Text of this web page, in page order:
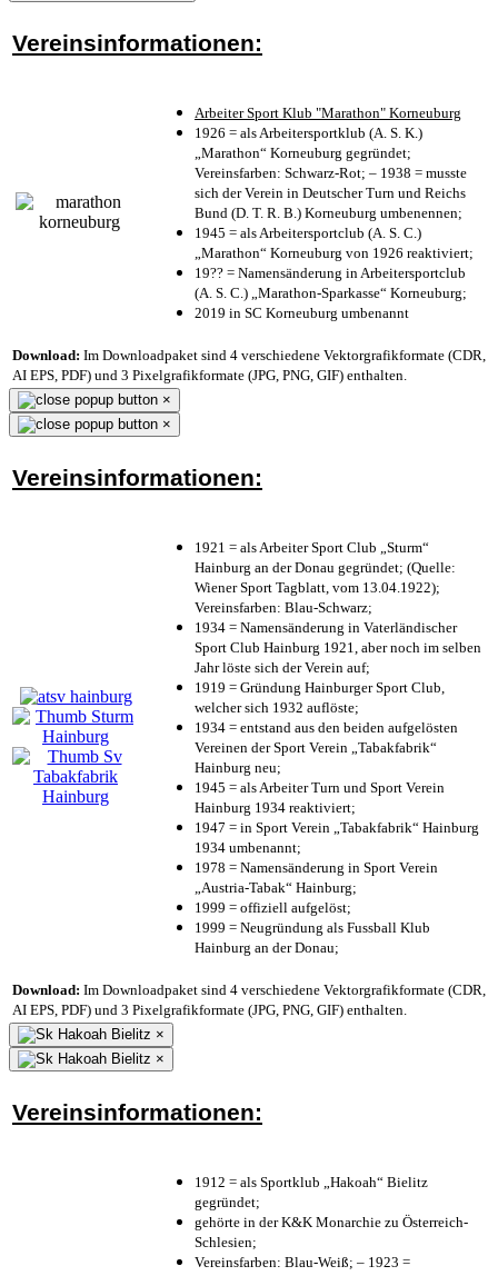
Vereinsinformationen:
Arbeiter Sport Klub "Marathon" Korneuburg
1926 = als Arbeitersportklub (A. S. K.)
„Marathon“ Korneuburg gegründet;
Vereinsfarben: Schwarz-Rot; – 1938 = musste
sich der Verein in Deutscher Turn und Reichs
Bund (D. T. R. B.) Korneuburg umbenennen;
1945 = als Arbeitersportclub (A. S. C.)
„Marathon“ Korneuburg von 1926 reaktiviert;
19?? = Namensänderung in Arbeitersportclub
(A. S. C.) „Marathon-Sparkasse“ Korneuburg;
2019 in SC Korneuburg umbenannt
Download: Im Downloadpaket sind 4 verschiedene Vektorgrafikformate (CDR,
AI EPS, PDF) und 3 Pixelgrafikformate (JPG, PNG, GIF) enthalten.
×
×
Vereinsinformationen:
1921 = als Arbeiter Sport Club „Sturm“
Hainburg an der Donau gegründet; (Quelle:
Wiener Sport Tagblatt, vom 13.04.1922);
Vereinsfarben: Blau-Schwarz;
1934 = Namensänderung in Vaterländischer
Sport Club Hainburg 1921, aber noch im selben
Jahr löste sich der Verein auf;
1919 = Gründung Hainburger Sport Club,
welcher sich 1932 auflöste;
1934 = entstand aus den beiden aufgelösten
Vereinen der Sport Verein „Tabakfabrik“
Hainburg neu;
1945 = als Arbeiter Turn und Sport Verein
Hainburg 1934 reaktiviert;
1947 = in Sport Verein „Tabakfabrik“ Hainburg
1934 umbenannt;
1978 = Namensänderung in Sport Verein
„Austria-Tabak“ Hainburg;
1999 = offiziell aufgelöst;
1999 = Neugründung als Fussball Klub
Hainburg an der Donau;
Download: Im Downloadpaket sind 4 verschiedene Vektorgrafikformate (CDR,
AI EPS, PDF) und 3 Pixelgrafikformate (JPG, PNG, GIF) enthalten.
×
×
Vereinsinformationen:
1912 = als Sportklub „Hakoah“ Bielitz
gegründet;
gehörte in der K&K Monarchie zu Österreich-
Schlesien;
Vereinsfarben: Blau-Weiß; – 1923 =